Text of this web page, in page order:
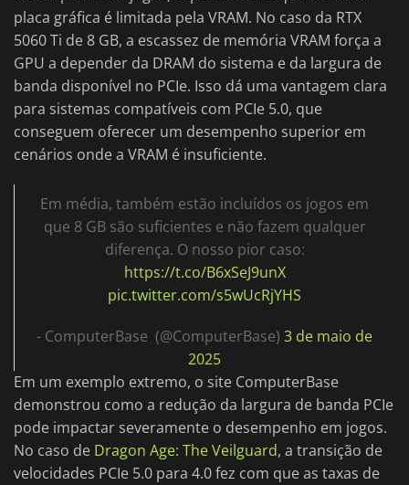
placa gráfica é limitada pela VRAM. No caso da RTX
5060 Ti de 8 GB, a escassez de memória VRAM força a
GPU a depender da DRAM do sistema e da largura de
banda disponível no PCIe. Isso dá uma vantagem clara
para sistemas compatíveis com PCIe 5.0, que
conseguem oferecer um desempenho superior em
cenários onde a VRAM é insuficiente.
Em média, também estão incluídos os jogos em
que 8 GB são suficientes e não fazem qualquer
diferença. O nosso pior caso:
https://t.co/B6xSeJ9unX
pic.twitter.com/s5wUcRjYHS
- ComputerBase ️ (@ComputerBase) 3 de maio de
2025
Em um exemplo extremo, o site ComputerBase
demonstrou como a redução da largura de banda PCIe
pode impactar severamente o desempenho em jogos.
No caso de Dragon Age: The Veilguard, a transição de
velocidades PCIe 5.0 para 4.0 fez com que as taxas de